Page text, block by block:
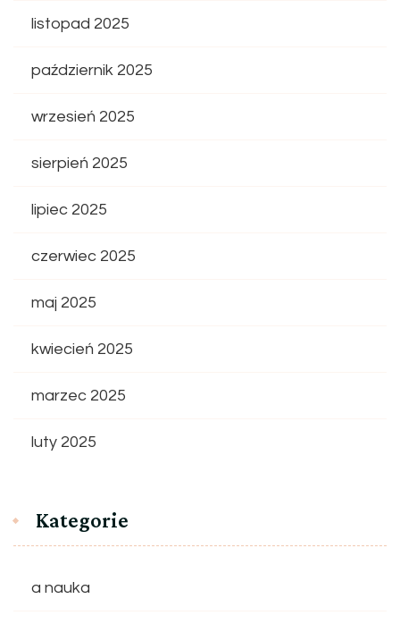
listopad 2025
październik 2025
wrzesień 2025
sierpień 2025
lipiec 2025
czerwiec 2025
maj 2025
kwiecień 2025
marzec 2025
luty 2025
Kategorie
a nauka